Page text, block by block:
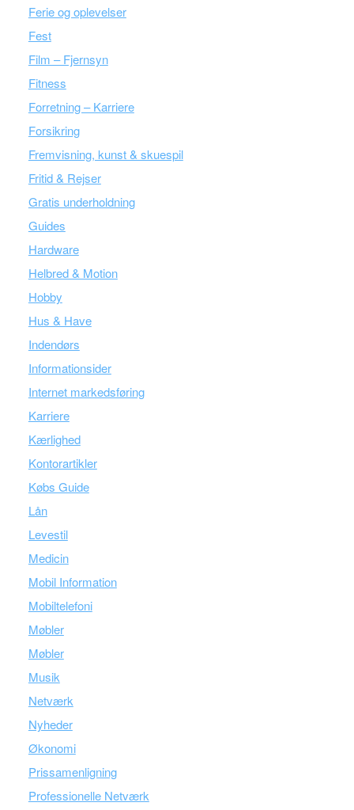
Ferie og oplevelser
Fest
Film – Fjernsyn
Fitness
Forretning – Karriere
Forsikring
Fremvisning, kunst & skuespil
Fritid & Rejser
Gratis underholdning
Guides
Hardware
Helbred & Motion
Hobby
Hus & Have
Indendørs
Informationsider
Internet markedsføring
Karriere
Kærlighed
Kontorartikler
Købs Guide
Lån
Levestil
Medicin
Mobil Information
Mobiltelefoni
Møbler
Møbler
Musik
Netværk
Nyheder
Økonomi
Prissamenligning
Professionelle Netværk